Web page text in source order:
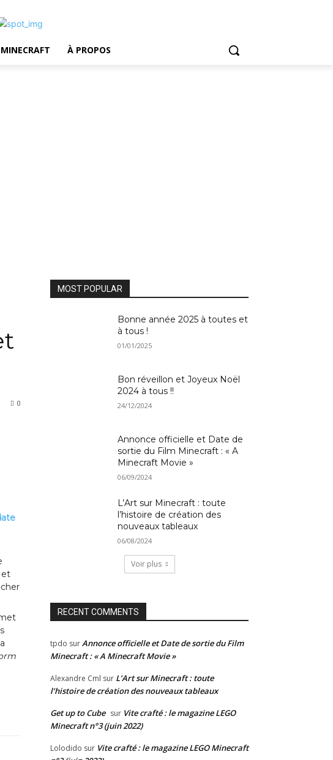
À PROPOS
0
et
MOST POPULAR
Bonne année 2025 à toutes et
à tous !
01/01/2025
Bon réveillon et Joyeux Noël
2024 à tous !!
24/12/2024
Annonce officielle et Date de
sortie du Film Minecraft : « A
Minecraft Movie »
06/09/2024
L’Art sur Minecraft : toute
l’histoire de création des
nouveaux tableaux
06/08/2024
Voir plus
RECENT COMMENTS
tpdo surAnnonce officielle et Date de sortie du Film
Minecraft : « A Minecraft Movie »
Alexandre Cml sur L’Art sur Minecraft : toute
l’histoire de création des nouveaux tableaux
Get up to Cube sur Vite crafté : le magazine LEGO
Minecraft n°3 (juin 2022)
Lolodido sur Vite crafté : le magazine LEGO Minecraft